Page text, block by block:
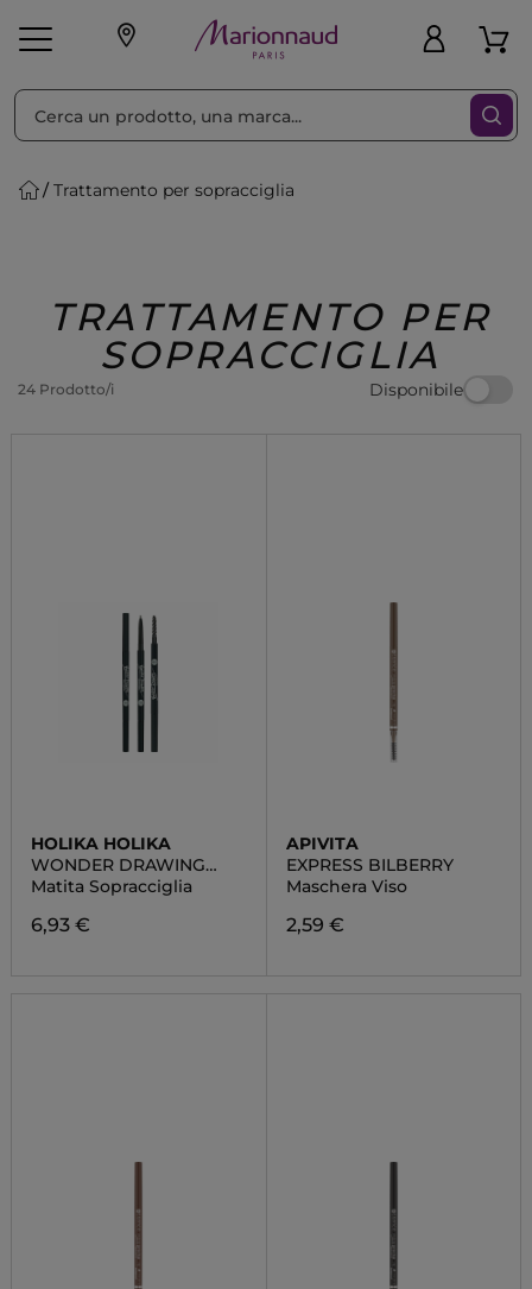
Make-up Profumi
Regalo
Trattamento per sopracciglia
TRATTAMENTO PER
SOPRACCIGLIA
24 Prodotto/i Disponibile
Ordina per Filtra
HOLIKA HOLIKA
WONDER DRAWING
SKINNY EYEBROW
Matita Sopracciglia
6,93 €
APIVITA
EXPRESS BILBERRY
Maschera Viso
2,59 €